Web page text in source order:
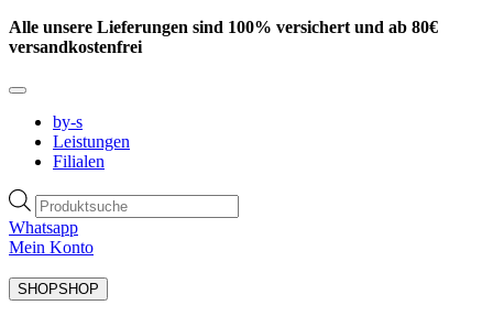
Zum
Inhalt
Alle unsere Lieferungen sind 100% versichert und ab 80€
versandkostenfrei
by-s
Leistungen
Filialen
Products
search
Whatsapp
Mein Konto
SHOPSHOP